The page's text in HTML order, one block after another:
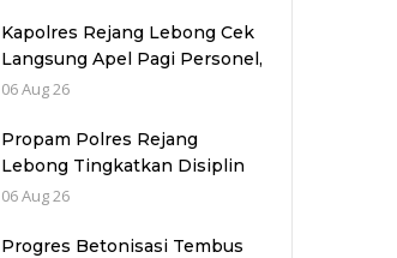
Kapolres Rejang Lebong Cek
Langsung Apel Pagi Personel,
Tekankan Disiplin dan
06 Aug 26
Propam Polres Rejang
Lebong Tingkatkan Disiplin
Personel Melalui Pengawasan
06 Aug 26
Progres Betonisasi Tembus